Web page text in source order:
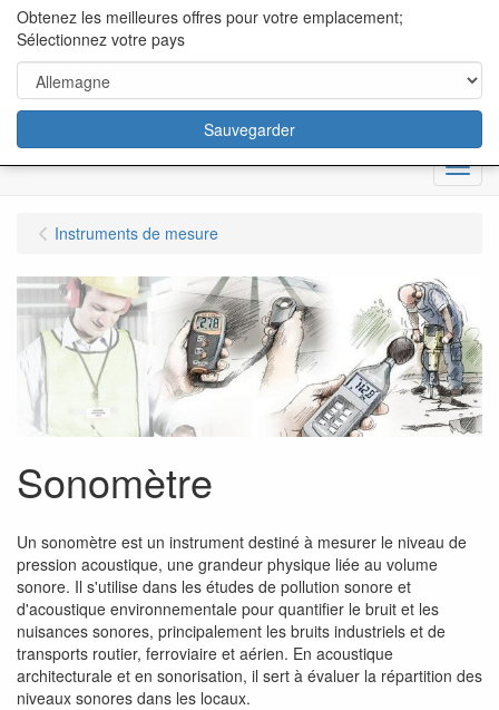
content="18/11/2025″/>
Menu
Instruments de mesure
Sonomètre
Un sonomètre est un instrument destiné à mesurer le niveau de
pression acoustique, une grandeur physique liée au volume
sonore. Il s'utilise dans les études de pollution sonore et
d'acoustique environnementale pour quantifier le bruit et les
nuisances sonores, principalement les bruits industriels et de
transports routier, ferroviaire et aérien. En acoustique
architecturale et en sonorisation, il sert à évaluer la répartition des
niveaux sonores dans les locaux.
Obtenez les meilleures offres pour votre emplacement;
Sélectionnez votre pays
Sauvegarder